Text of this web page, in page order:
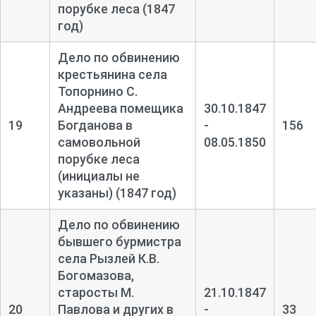
порубке леса (1847
год)
19
Дело по обвинению
крестьянина села
Топорнино С.
Андреева помещика
Богданова в
самовольной
порубке леса
(инициалы не
указаны) (1847 год)
30.10.1847
-
08.05.1850
156
20
Дело по обвинению
бывшего бурмистра
села Рызлей К.В.
Богомазова,
старосты М.
Павлова и других в
21.10.1847
-
33